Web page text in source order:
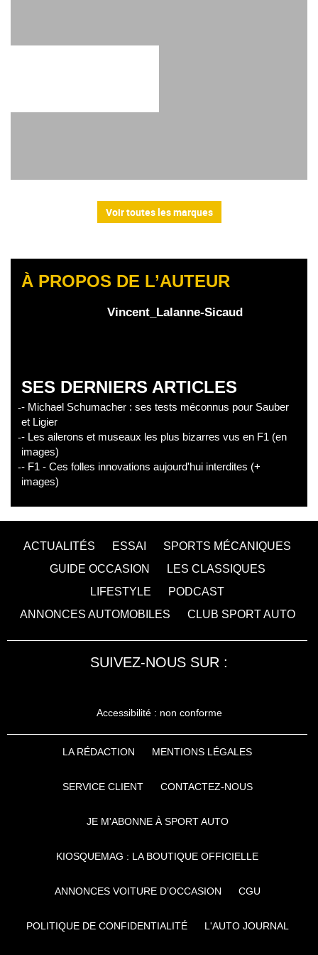
Voir toutes les marques
À PROPOS DE L’AUTEUR
Vincent_Lalanne-Sicaud
SES DERNIERS ARTICLES
- Michael Schumacher : ses tests méconnus pour Sauber
et Ligier
- Les ailerons et museaux les plus bizarres vus en F1 (en
images)
- F1 - Ces folles innovations aujourd'hui interdites (+
images)
ACTUALITÉS ESSAI
SPORTS MÉCANIQUES
GUIDE OCCASION
LES CLASSIQUES
LIFESTYLE
PODCAST
ANNONCES AUTOMOBILES
CLUB SPORT AUTO
SUIVEZ-NOUS SUR :
Accessibilité : non conforme
LA RÉDACTION MENTIONS LÉGALES
SERVICE CLIENT CONTACTEZ-NOUS
JE M'ABONNE À SPORT AUTO
KIOSQUEMAG : LA BOUTIQUE OFFICIELLE
ANNONCES VOITURE D’OCCASION CGU
POLITIQUE DE CONFIDENTIALITÉ L'AUTO JOURNAL